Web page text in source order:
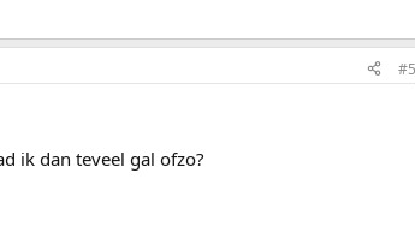
#5
ik dan teveel gal ofzo?